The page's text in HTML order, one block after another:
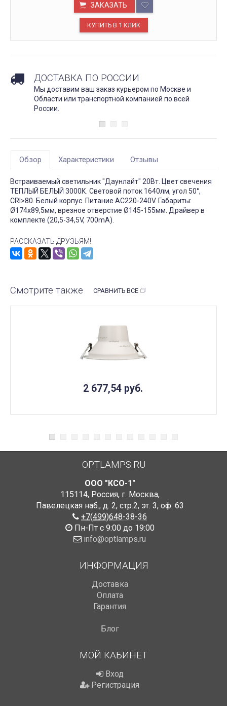
ЗАКАЗАТЬ
ДОСТАВКА ПО РОССИИ
Мы доставим ваш заказ курьером по Москве и
Области или транспортной компанией по всей
России.
Обзор Характеристики Отзывы
Встраиваемый светильник "Даунлайт" 20Вт. Цвет свечения
ТЕПЛЫЙ БЕЛЫЙ 3000К. Световой поток 1640лм, угол 50°,
CRI>80. Белый корпус. Питание AC220-240V. Габариты:
Ø174х89,5мм, врезное отверстие Ø145-155мм. Драйвер в
комплекте (20,5-34,5V, 700mA).
РАССКАЗАТЬ ДРУЗЬЯМ!
Смотрите также СРАВНИТЬ ВСЕ
2 677,54 руб.
OPTLAMPS.RU
ООО "КСО-1"
115114, Россия, г. Москва,
Павелецкая наб., д. 2, стр.2, эт. 3, оф. 63
+7(499)648-38-36
Пн-Пт с 9:00 до 19:00
info@optlamps.ru
ИНФОРМАЦИЯ
Доставка
Оплата
Гарантия
Блог
МОЙ КАБИНЕТ
Вход
Регистрация